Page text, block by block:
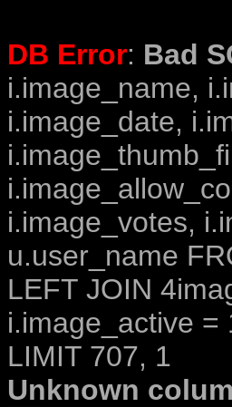
DB Error: Bad
i.image_name,
i.image_date,
i.image_votes,
u.user_name
LEFT JOIN
i.image_active =
LIMIT 707, 1
Unknown